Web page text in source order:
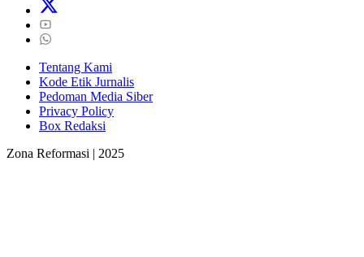
Tentang Kami
Kode Etik Jurnalis
Pedoman Media Siber
Privacy Policy
Box Redaksi
Zona Reformasi | 2025